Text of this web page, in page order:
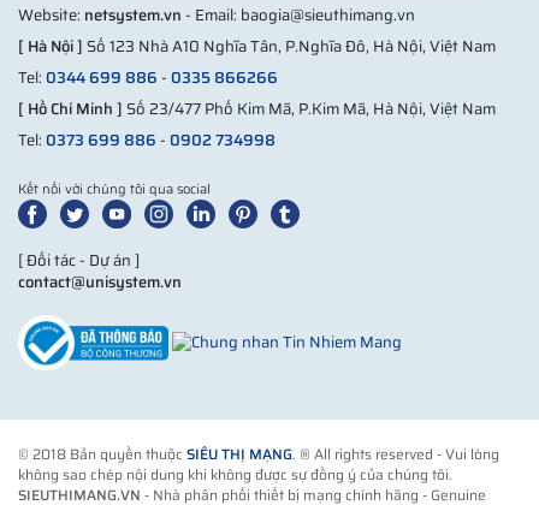
Website: netsystem.vn- Email: baogia@sieuthimang.vn
[ Hà Nội ] Số 123 Nhà A10 Nghĩa Tân, P.Nghĩa Đô, Hà Nội, Việt Nam
Tel:0344 699 886-0335 866266
[ Hồ Chí Minh ] Số 23/477 Phố Kim Mã, P.Kim Mã, Hà Nội, Việt Nam
Tel:0373 699 886-0902 734998
Kết nối với chúng tôi qua social
[ Đối tác - Dự án ]
contact@unisystem.vn
© 2018 Bản quyền thuộc SIÊU THỊ MẠNG. ® All rights reserved - Vui lòng
không sao chép nội dung khi không được sự đồng ý của chúng tôi.
SIEUTHIMANG.VN - Nhà phân phối thiết bị mạng chính hãng - Genuine